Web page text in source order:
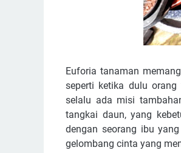
Euforia tanaman
seperti ketika dulu
selalu ada misi
tangkai daun, yang
dengan seorang ibu
gelombang cinta yang